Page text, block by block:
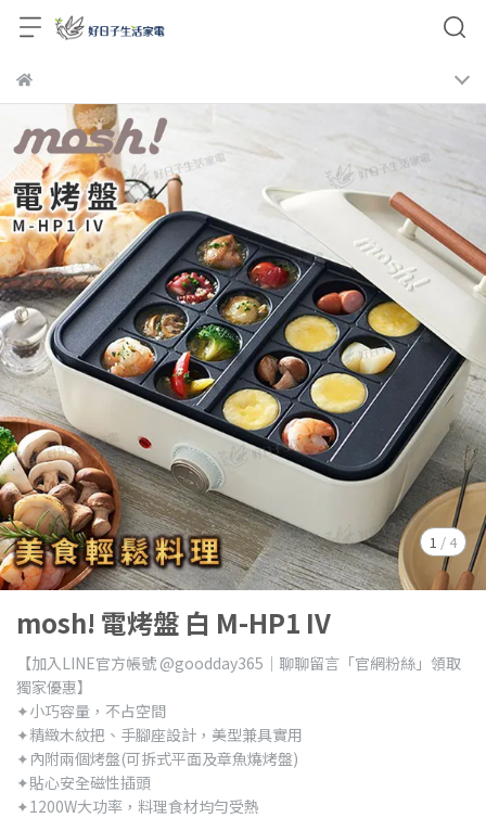
1 / 4
mosh! 電烤盤 白 M-HP1 IV
【加入LINE官方帳號 @goodday365｜聊聊留言「官網粉絲」領取
獨家優惠】
✦小巧容量，不占空間
✦精緻木紋把、手腳座設計，美型兼具實用
✦內附兩個烤盤(可拆式平面及章魚燒烤盤)
✦貼心安全磁性插頭
✦1200W大功率，料理食材均勻受熱